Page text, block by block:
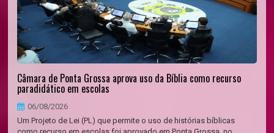
Câmara de Ponta Grossa aprova uso da Bíblia como recurso
paradidático em escolas
06/08/2026
Um Projeto de Lei (PL) que permite o uso de histórias bíblicas